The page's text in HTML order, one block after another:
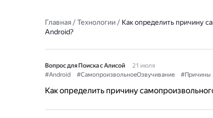
Главная/Технологии/ Как определить причину
Android?
Вопрос для Поиска с Алисой
21 июля
#Android
#СамопроизвольноеОзвучивание #Причины
Как определить причину